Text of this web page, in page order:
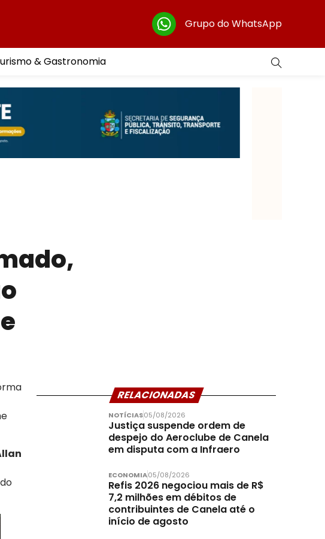
Grupo do WhatsApp
& Gastronomia
RELACIONADAS
NOTÍCIAS05/08/2026
Justiça suspende ordem de
despejo do Aeroclube de Canela
em disputa com a Infraero
ECONOMIA05/08/2026
Refis 2026 negociou mais de R$
7,2 milhões em débitos de
contribuintes de Canela até o
início de agosto